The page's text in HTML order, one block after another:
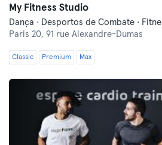
My Fitness Studio
Paris 20, 91 rue Alexandre-Dumas
Classic Premium Max